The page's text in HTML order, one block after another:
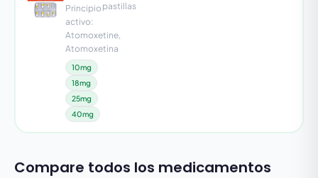
Principio
activo:
Atomoxetine,
Atomoxetina
10mg
18mg
25mg
40mg
pastillas
Compare todos los medicamentos